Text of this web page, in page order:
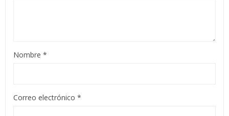
Nombre *
Correo electrónico *